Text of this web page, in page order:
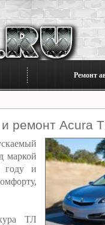
Ремонт
ремонт Acura
маркой
году и
ТЛ